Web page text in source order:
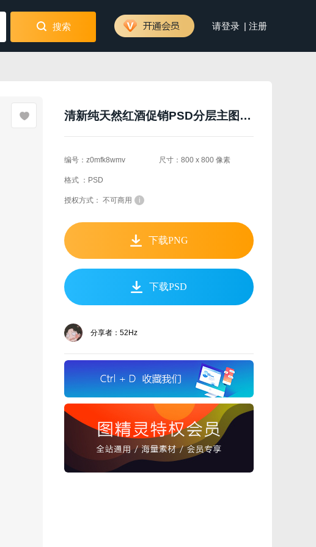
搜索 请登录 | 注册
清新纯天然红酒促销PSD分层主图背景素材
编号：z0mfk8wmv 尺寸：800 x 800 像素
格式 ：PSD
授权方式： 不可商用 i
下载PNG
下载PSD
分享者：52Hz